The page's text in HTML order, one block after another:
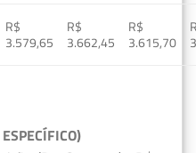
R$
3.579,65
R$
3.662,45
R$
3.615,70